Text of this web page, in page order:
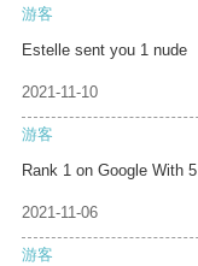
游客
Estelle sent you 1 nude
2021-11-10
游客
Rank 1 on Google With 5
2021-11-06
游客